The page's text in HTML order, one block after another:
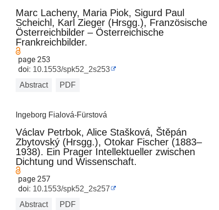
Marc Lacheny, Maria Piok, Sigurd Paul
Scheichl, Karl Zieger (Hrsgg.), Französische
Österreichbilder – Österreichische
Frankreichbilder.
page 253
doi: 10.1553/spk52_2s253
Abstract
PDF
Ingeborg Fialová-Fürstová
Václav Petrbok, Alice Stašková, Štěpán
Zbytovský (Hrsgg.), Otokar Fischer (1883–
1938). Ein Prager Intellektueller zwischen
Dichtung und Wissenschaft.
page 257
doi: 10.1553/spk52_2s257
Abstract
PDF